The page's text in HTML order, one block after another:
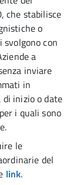
che stabilisce
o
svolgono con
a
inviare
in
di inizio o date
i quali sono
le
del
link.